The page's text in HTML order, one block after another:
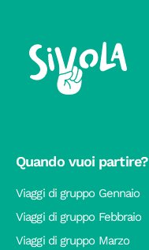
Quando vuoi partire?
Viaggi di gruppo Gennaio
Viaggi di gruppo Febbraio
Viaggi di gruppo Marzo